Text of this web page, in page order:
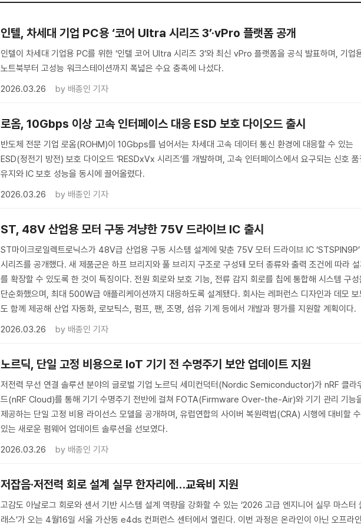
인텔, 차세대 기업 PC용 ‘코어 Ultra 시리즈 3’·vPro 플랫폼 공개
인텔이 차세대 기업용 PC를 위한 ‘인텔 코어 Ultra 시리즈 3’와 최신 vPro 플랫폼을 공식 발표하며, 기업
노트북부터 고성능 워크스테이션까지 폭넓은 수요 충족에 나섰다.
2026.03.26
by 배종인 기자
로옴, 10Gbps 이상 고속 인터페이스 대응 ESD 보호 다이오드 출시
반도체 전문 기업 로옴(ROHM)이 10Gbps를 넘어서는 차세대 고속 데이터 통신 환경에 대응할 수 있는
ESD(정전기 방전) 보호 다이오드 ‘RESDxVx 시리즈’를 개발하며, 고속 인터페이스에서 요구되는 신호
유지와 IC 보호 성능을 동시에 끌어올렸다.
2026.03.26
by 배종인 기자
ST, 48V 산업용 모터 구동 겨냥한 75V 드라이브 IC 출시
ST마이크로일렉트로닉스가 48V급 산업용 구동 시스템 설계에 맞춘 75V 모터 드라이브 IC ‘STSPIN9P’
시리즈를 공개했다. 새 제품군은 하프 브리지와 풀 브리지 구조로 구성돼 모터 종류와 출력 조건에 따라
를 확장할 수 있도록 한 것이 특징이다. 전원 회로와 보호 기능, 전류 감지 회로를 칩에 통합해 시스템 구
단순화했으며, 최대 500W급 애플리케이션까지 대응하도록 설계됐다. 회사는 레퍼런스 디자인과 데모 보
도 함께 제공해 산업 자동화, 로보틱스, 펌프, 팬, 조명, 섬유 기계 등에서 개발과 평가를 지원할 계획이다.
2026.03.26
by 배종인 기자
노르딕, 단일 고정 비용으로 IoT 기기 전 수명주기 보안 업데이트 지원
저전력 무선 연결 솔루션 분야의 글로벌 기업 노르딕 세미컨덕터(Nordic Semiconductor)가 nRF 클라
드(nRF Cloud)를 통해 기기 수명주기 전반에 걸쳐 FOTA(Firmware Over-the-Air)와 기기 관리 기능
제공하는 단일 고정 비용 라이선스 모델을 공개하며, 유럽연합의 사이버 복원력법(CRA) 시행에 대비할 수
있는 새로운 펌웨어 업데이트 솔루션을 선보였다.
2026.03.26
by 배종인 기자
저잡음·저전력 회로 설계 실무 한자리에…교육비 지원
고감도 아날로그 회로와 센서 기반 시스템 설계 역량을 강화할 수 있는 ‘2026 고급 엔지니어 실무 마스터
래스’가 오는 4월16일 서울 가산동 e4ds 컨퍼런스 센터에서 열린다. 이번 과정은 온라인이 아닌 오프라